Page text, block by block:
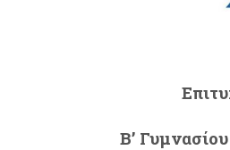
Β’ Γυμνασίου